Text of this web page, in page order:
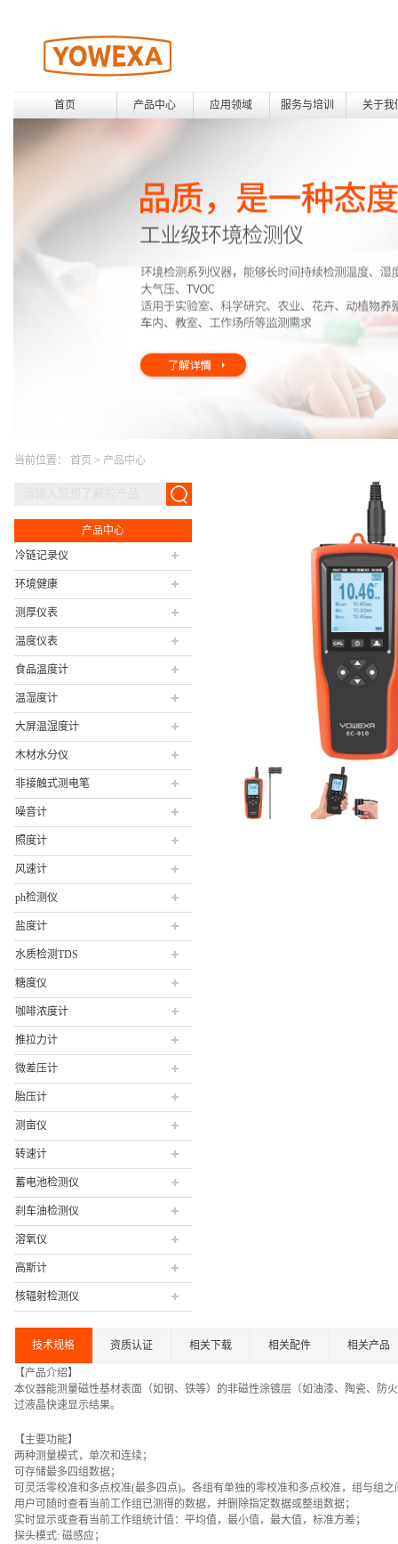
首页 产品中心 应用领域 服务与培训 关于我
当前位置： 首页 > 产品中心
产品中心
冷链记录仪
环境健康
测厚仪表
温度仪表
食品温度计
温湿度计
大屏温湿度计
木材水分仪
非接触式测电笔
噪音计
照度计
风速计
ph检测仪
盐度计
水质检测TDS
糖度仪
咖啡浓度计
推拉力计
微差压计
胎压计
测亩仪
转速计
蓄电池检测仪
刹车油检测仪
溶氧仪
高斯计
核辐射检测仪
技术规格 资质认证 相关下载 相关配件 相关产品
【产品介绍】
本仪器能测量磁性基材表面（如钢、铁等）的非磁性涂镀层（如油漆、陶瓷、
过液晶快速显示结果。
【主要功能】
两种测量模式，单次和连续；
可存储最多四组数据；
可灵活零校准和多点校准(最多四点)。各组有单独的零校准和多点校准，组与组之
用户可随时查看当前工作组已测得的数据，并删除指定数据或整组数据；
实时显示或查看当前工作组统计值：平均值，最小值，最大值，标准方差；
探头模式: 磁感应；